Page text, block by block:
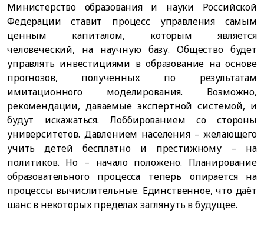
Министерство образования и науки Российской
Федерации ставит процесс управления самым
ценным капиталом, которым является
человеческий, на научную базу. Общество будет
управлять инвестициями в образование на основе
прогнозов, полученных по результатам
имитационного моделирования. Возможно,
рекомендации, даваемые экспертной системой, и
будут искажаться. Лоббированием со стороны
университетов. Давлением населения – желающего
учить детей бесплатно и престижному – на
политиков. Но – начало положено. Планирование
образовательного процесса теперь опирается на
процессы вычислительные. Единственное, что даёт
шанс в некоторых пределах заглянуть в будущее.